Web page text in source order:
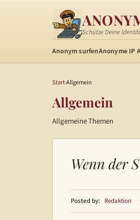
Schütze Deine
Anonym surfenAnonyme IP
Start›Allgemein
Allgemein
Allgemeine Themen
Wenn der
Posted by: Redaktion